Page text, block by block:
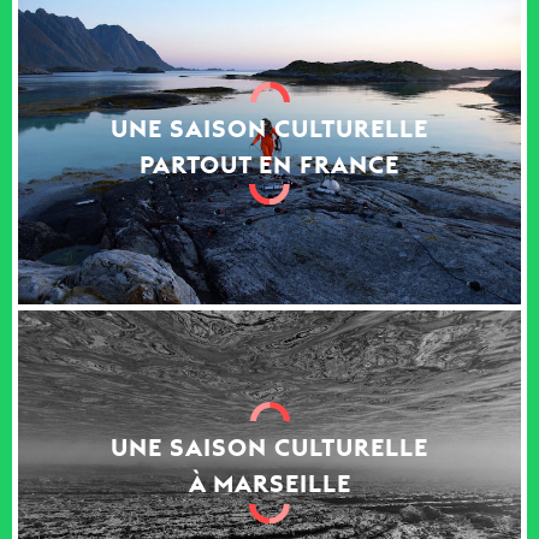
UNE SAISON CULTURELLE
PARTOUT EN FRANCE
UNE SAISON CULTURELLE
À MARSEILLE